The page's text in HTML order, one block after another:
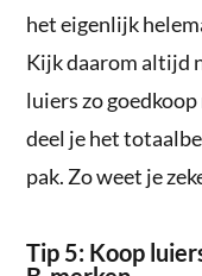
het eigenlijk
Kijk daarom altijd
luiers zo
deel je het
pak. Zo weet je
Tip 5: Koop